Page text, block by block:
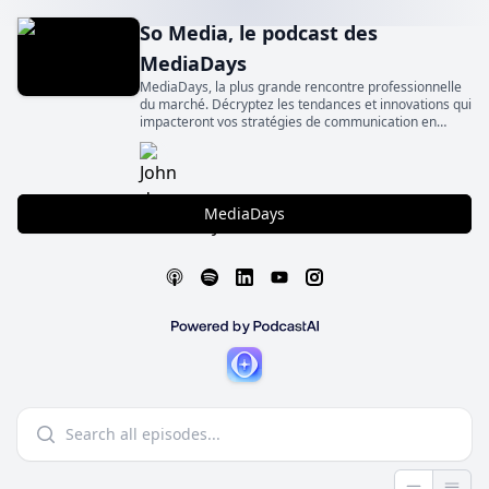
So Media, le podcast des
MediaDays
MediaDays, la plus grande rencontre professionnelle
du marché. Décryptez les tendances et innovations qui
impacteront vos stratégies de communication en
écoutant SO Media, le podcast des MediaDays
MediaDays